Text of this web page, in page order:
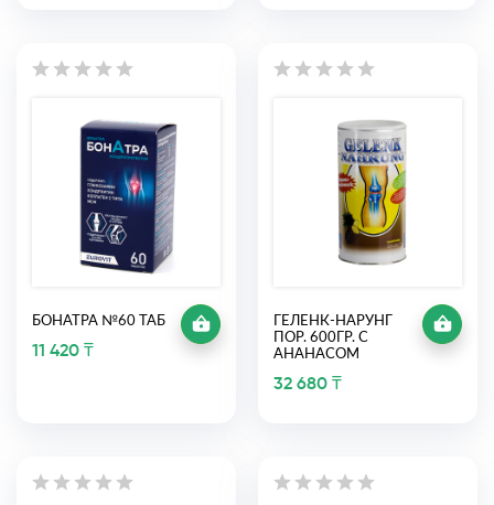
БОНАТРА №60 ТАБ
11 420 ₸
ГЕЛЕНК-НАРУНГ
ПОР. 600ГР. С
АНАНАСОМ
32 680 ₸